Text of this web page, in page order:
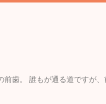
歯。 誰もが通る道ですが